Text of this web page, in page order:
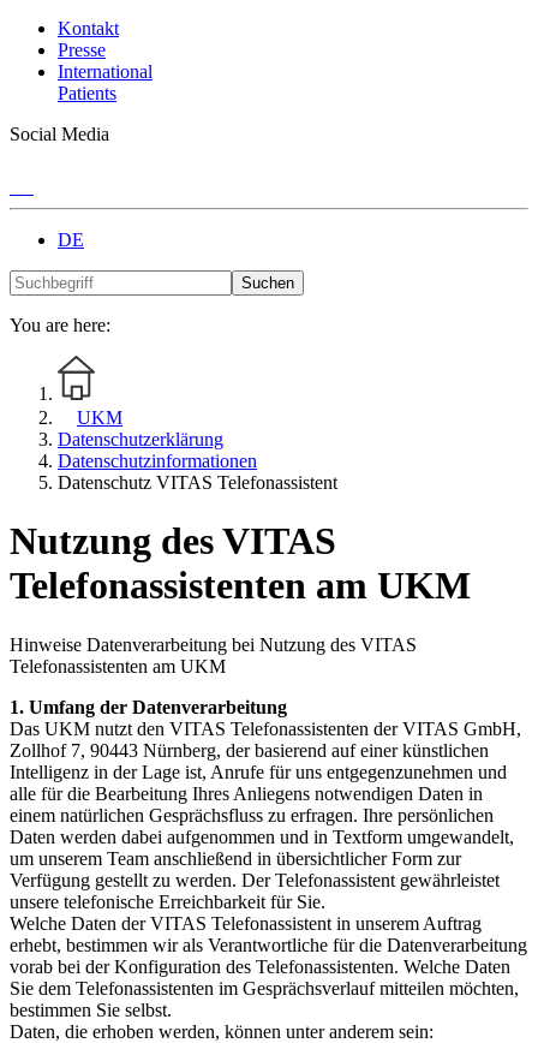
Kontakt
Presse
International
Patients
Social Media
DE
Suchen
You are here:
UKM
Datenschutzerklärung
Datenschutzinformationen
Datenschutz VITAS Telefonassistent
Nutzung des VITAS
Telefonassistenten am UKM
Hinweise Datenverarbeitung bei Nutzung des VITAS
Telefonassistenten am UKM
1. Umfang der Datenverarbeitung
Das UKM nutzt den VITAS Telefonassistenten der VITAS GmbH,
Zollhof 7, 90443 Nürnberg, der basierend auf einer künstlichen
Intelligenz in der Lage ist, Anrufe für uns entgegenzunehmen und
alle für die Bearbeitung Ihres Anliegens notwendigen Daten in
einem natürlichen Gesprächsfluss zu erfragen. Ihre persönlichen
Daten werden dabei aufgenommen und in Textform umgewandelt,
um unserem Team anschließend in übersichtlicher Form zur
Verfügung gestellt zu werden. Der Telefonassistent gewährleistet
unsere telefonische Erreichbarkeit für Sie.
Welche Daten der VITAS Telefonassistent in unserem Auftrag
erhebt, bestimmen wir als Verantwortliche für die Datenverarbeitung
vorab bei der Konfiguration des Telefonassistenten. Welche Daten
Sie dem Telefonassistenten im Gesprächsverlauf mitteilen möchten,
bestimmen Sie selbst.
Daten, die erhoben werden, können unter anderem sein: